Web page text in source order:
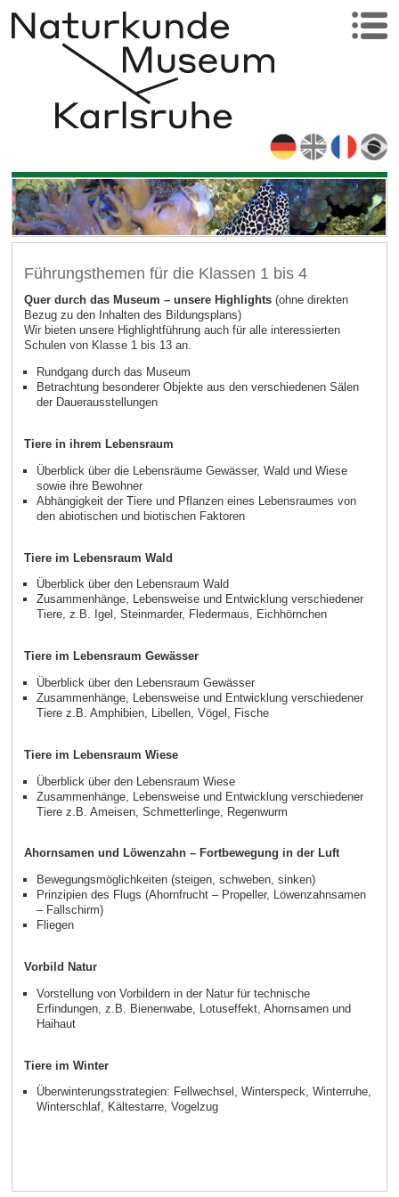
Führungsthemen für die Klassen 1 bis 4
Quer durch das Museum – unsere Highlights (ohne direkten
Bezug zu den Inhalten des Bildungsplans)
Wir bieten unsere Highlightführung auch für alle interessierten
Schulen von Klasse 1 bis 13 an.
Rundgang durch das Museum
Betrachtung besonderer Objekte aus den verschiedenen Sälen
der Dauerausstellungen
Tiere in ihrem Lebensraum
Überblick über die Lebensräume Gewässer, Wald und Wiese
sowie ihre Bewohner
Abhängigkeit der Tiere und Pflanzen eines Lebensraumes von
den abiotischen und biotischen Faktoren
Tiere im Lebensraum Wald
Überblick über den Lebensraum Wald
Zusammenhänge, Lebensweise und Entwicklung verschiedener
Tiere, z.B. Igel, Steinmarder, Fledermaus, Eichhörnchen
Tiere im Lebensraum Gewässer
Überblick über den Lebensraum Gewässer
Zusammenhänge, Lebensweise und Entwicklung verschiedener
Tiere z.B. Amphibien, Libellen, Vögel, Fische
Tiere im Lebensraum Wiese
Überblick über den Lebensraum Wiese
Zusammenhänge, Lebensweise und Entwicklung verschiedener
Tiere z.B. Ameisen, Schmetterlinge, Regenwurm
Ahornsamen und Löwenzahn – Fortbewegung in der Luft
Bewegungsmöglichkeiten (steigen, schweben, sinken)
Prinzipien des Flugs (Ahornfrucht – Propeller, Löwenzahnsamen
– Fallschirm)
Fliegen
Vorbild Natur
Vorstellung von Vorbildern in der Natur für technische
Erfindungen, z.B. Bienenwabe, Lotuseffekt, Ahornsamen und
Haihaut
Tiere im Winter
Überwinterungsstrategien: Fellwechsel, Winterspeck, Winterruhe,
Winterschlaf, Kältestarre, Vogelzug